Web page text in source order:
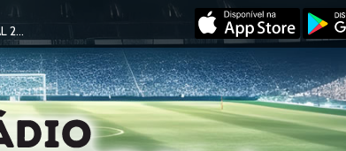
A MELHOR PROGRAMACAO MUSICAL 24H NO AR !